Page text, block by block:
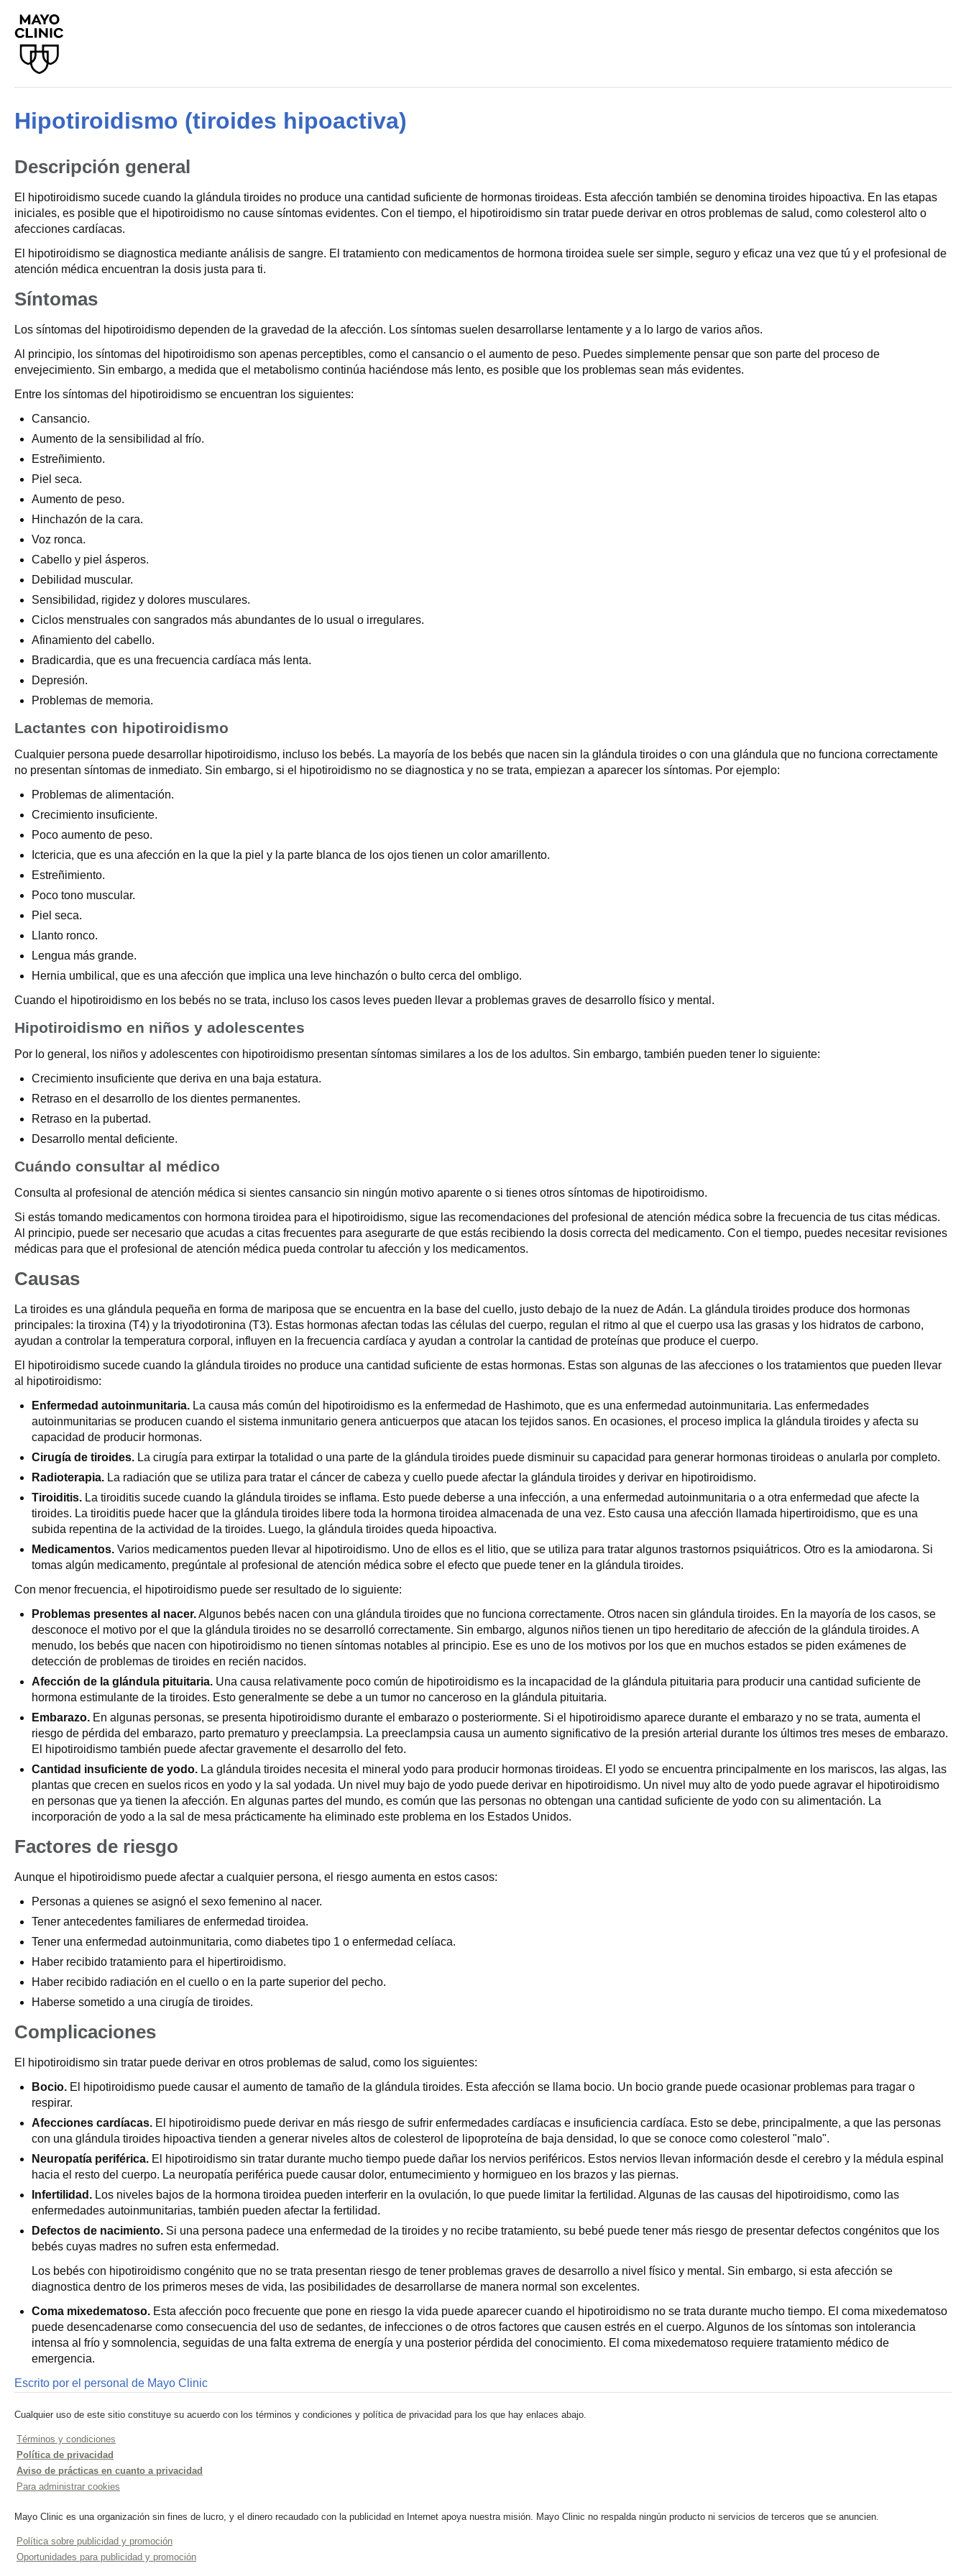
Hipotiroidismo (tiroides hipoactiva)
Descripción general
El hipotiroidismo sucede cuando la glándula tiroides no produce una cantidad suficiente de hormonas tiroideas. Esta afección también se denomina tiroides hipoactiva. En las etapas
iniciales, es posible que el hipotiroidismo no cause síntomas evidentes. Con el tiempo, el hipotiroidismo sin tratar puede derivar en otros problemas de salud, como colesterol alto o
afecciones cardíacas.
El hipotiroidismo se diagnostica mediante análisis de sangre. El tratamiento con medicamentos de hormona tiroidea suele ser simple, seguro y eficaz una vez que tú y el profesional de
atención médica encuentran la dosis justa para ti.
Síntomas
Los síntomas del hipotiroidismo dependen de la gravedad de la afección. Los síntomas suelen desarrollarse lentamente y a lo largo de varios años.
Al principio, los síntomas del hipotiroidismo son apenas perceptibles, como el cansancio o el aumento de peso. Puedes simplemente pensar que son parte del proceso de
envejecimiento. Sin embargo, a medida que el metabolismo continúa haciéndose más lento, es posible que los problemas sean más evidentes.
Entre los síntomas del hipotiroidismo se encuentran los siguientes:
Cansancio.
Aumento de la sensibilidad al frío.
Estreñimiento.
Piel seca.
Aumento de peso.
Hinchazón de la cara.
Voz ronca.
Cabello y piel ásperos.
Debilidad muscular.
Sensibilidad, rigidez y dolores musculares.
Ciclos menstruales con sangrados más abundantes de lo usual o irregulares.
Afinamiento del cabello.
Bradicardia, que es una frecuencia cardíaca más lenta.
Depresión.
Problemas de memoria.
Lactantes con hipotiroidismo
Cualquier persona puede desarrollar hipotiroidismo, incluso los bebés. La mayoría de los bebés que nacen sin la glándula tiroides o con una glándula que no funciona correctamente
no presentan síntomas de inmediato. Sin embargo, si el hipotiroidismo no se diagnostica y no se trata, empiezan a aparecer los síntomas. Por ejemplo:
Problemas de alimentación.
Crecimiento insuficiente.
Poco aumento de peso.
Ictericia, que es una afección en la que la piel y la parte blanca de los ojos tienen un color amarillento.
Estreñimiento.
Poco tono muscular.
Piel seca.
Llanto ronco.
Lengua más grande.
Hernia umbilical, que es una afección que implica una leve hinchazón o bulto cerca del ombligo.
Cuando el hipotiroidismo en los bebés no se trata, incluso los casos leves pueden llevar a problemas graves de desarrollo físico y mental.
Hipotiroidismo en niños y adolescentes
Por lo general, los niños y adolescentes con hipotiroidismo presentan síntomas similares a los de los adultos. Sin embargo, también pueden tener lo siguiente:
Crecimiento insuficiente que deriva en una baja estatura.
Retraso en el desarrollo de los dientes permanentes.
Retraso en la pubertad.
Desarrollo mental deficiente.
Cuándo consultar al médico
Consulta al profesional de atención médica si sientes cansancio sin ningún motivo aparente o si tienes otros síntomas de hipotiroidismo.
Si estás tomando medicamentos con hormona tiroidea para el hipotiroidismo, sigue las recomendaciones del profesional de atención médica sobre la frecuencia de tus citas médicas.
Al principio, puede ser necesario que acudas a citas frecuentes para asegurarte de que estás recibiendo la dosis correcta del medicamento. Con el tiempo, puedes necesitar revisiones
médicas para que el profesional de atención médica pueda controlar tu afección y los medicamentos.
Causas
La tiroides es una glándula pequeña en forma de mariposa que se encuentra en la base del cuello, justo debajo de la nuez de Adán. La glándula tiroides produce dos hormonas
principales: la tiroxina (T4) y la triyodotironina (T3). Estas hormonas afectan todas las células del cuerpo, regulan el ritmo al que el cuerpo usa las grasas y los hidratos de carbono,
ayudan a controlar la temperatura corporal, influyen en la frecuencia cardíaca y ayudan a controlar la cantidad de proteínas que produce el cuerpo.
El hipotiroidismo sucede cuando la glándula tiroides no produce una cantidad suficiente de estas hormonas. Estas son algunas de las afecciones o los tratamientos que pueden llevar
al hipotiroidismo:
Enfermedad autoinmunitaria. La causa más común del hipotiroidismo es la enfermedad de Hashimoto, que es una enfermedad autoinmunitaria. Las enfermedades
autoinmunitarias se producen cuando el sistema inmunitario genera anticuerpos que atacan los tejidos sanos. En ocasiones, el proceso implica la glándula tiroides y afecta su
capacidad de producir hormonas.
Cirugía de tiroides. La cirugía para extirpar la totalidad o una parte de la glándula tiroides puede disminuir su capacidad para generar hormonas tiroideas o anularla por completo.
Radioterapia. La radiación que se utiliza para tratar el cáncer de cabeza y cuello puede afectar la glándula tiroides y derivar en hipotiroidismo.
Tiroiditis. La tiroiditis sucede cuando la glándula tiroides se inflama. Esto puede deberse a una infección, a una enfermedad autoinmunitaria o a otra enfermedad que afecte la
tiroides. La tiroiditis puede hacer que la glándula tiroides libere toda la hormona tiroidea almacenada de una vez. Esto causa una afección llamada hipertiroidismo, que es una
subida repentina de la actividad de la tiroides. Luego, la glándula tiroides queda hipoactiva.
Medicamentos. Varios medicamentos pueden llevar al hipotiroidismo. Uno de ellos es el litio, que se utiliza para tratar algunos trastornos psiquiátricos. Otro es la amiodarona. Si
tomas algún medicamento, pregúntale al profesional de atención médica sobre el efecto que puede tener en la glándula tiroides.
Con menor frecuencia, el hipotiroidismo puede ser resultado de lo siguiente:
Problemas presentes al nacer.Algunos bebés nacen con una glándula tiroides que no funciona correctamente. Otros nacen sin glándula tiroides. En la mayoría de los casos, se
desconoce el motivo por el que la glándula tiroides no se desarrolló correctamente. Sin embargo, algunos niños tienen un tipo hereditario de afección de la glándula tiroides. A
menudo, los bebés que nacen con hipotiroidismo no tienen síntomas notables al principio. Ese es uno de los motivos por los que en muchos estados se piden exámenes de
detección de problemas de tiroides en recién nacidos.
Afección de la glándula pituitaria. Una causa relativamente poco común de hipotiroidismo es la incapacidad de la glándula pituitaria para producir una cantidad suficiente de
hormona estimulante de la tiroides. Esto generalmente se debe a un tumor no canceroso en la glándula pituitaria.
Embarazo. En algunas personas, se presenta hipotiroidismo durante el embarazo o posteriormente. Si el hipotiroidismo aparece durante el embarazo y no se trata, aumenta el
riesgo de pérdida del embarazo, parto prematuro y preeclampsia. La preeclampsia causa un aumento significativo de la presión arterial durante los últimos tres meses de embarazo.
El hipotiroidismo también puede afectar gravemente el desarrollo del feto.
Cantidad insuficiente de yodo. La glándula tiroides necesita el mineral yodo para producir hormonas tiroideas. El yodo se encuentra principalmente en los mariscos, las algas, las
plantas que crecen en suelos ricos en yodo y la sal yodada. Un nivel muy bajo de yodo puede derivar en hipotiroidismo. Un nivel muy alto de yodo puede agravar el hipotiroidismo
en personas que ya tienen la afección. En algunas partes del mundo, es común que las personas no obtengan una cantidad suficiente de yodo con su alimentación. La
incorporación de yodo a la sal de mesa prácticamente ha eliminado este problema en los Estados Unidos.
Factores de riesgo
Aunque el hipotiroidismo puede afectar a cualquier persona, el riesgo aumenta en estos casos:
Personas a quienes se asignó el sexo femenino al nacer.
Tener antecedentes familiares de enfermedad tiroidea.
Tener una enfermedad autoinmunitaria, como diabetes tipo 1 o enfermedad celíaca.
Haber recibido tratamiento para el hipertiroidismo.
Haber recibido radiación en el cuello o en la parte superior del pecho.
Haberse sometido a una cirugía de tiroides.
Complicaciones
El hipotiroidismo sin tratar puede derivar en otros problemas de salud, como los siguientes:
Bocio. El hipotiroidismo puede causar el aumento de tamaño de la glándula tiroides. Esta afección se llama bocio. Un bocio grande puede ocasionar problemas para tragar o
respirar.
Afecciones cardíacas. El hipotiroidismo puede derivar en más riesgo de sufrir enfermedades cardíacas e insuficiencia cardíaca. Esto se debe, principalmente, a que las personas
con una glándula tiroides hipoactiva tienden a generar niveles altos de colesterol de lipoproteína de baja densidad, lo que se conoce como colesterol "malo".
Neuropatía periférica. El hipotiroidismo sin tratar durante mucho tiempo puede dañar los nervios periféricos. Estos nervios llevan información desde el cerebro y la médula espinal
hacia el resto del cuerpo. La neuropatía periférica puede causar dolor, entumecimiento y hormigueo en los brazos y las piernas.
Infertilidad. Los niveles bajos de la hormona tiroidea pueden interferir en la ovulación, lo que puede limitar la fertilidad. Algunas de las causas del hipotiroidismo, como las
enfermedades autoinmunitarias, también pueden afectar la fertilidad.
Defectos de nacimiento. Si una persona padece una enfermedad de la tiroides y no recibe tratamiento, su bebé puede tener más riesgo de presentar defectos congénitos que los
bebés cuyas madres no sufren esta enfermedad.
Los bebés con hipotiroidismo congénito que no se trata presentan riesgo de tener problemas graves de desarrollo a nivel físico y mental. Sin embargo, si esta afección se
diagnostica dentro de los primeros meses de vida, las posibilidades de desarrollarse de manera normal son excelentes.
Coma mixedematoso. Esta afección poco frecuente que pone en riesgo la vida puede aparecer cuando el hipotiroidismo no se trata durante mucho tiempo. El coma mixedematoso
puede desencadenarse como consecuencia del uso de sedantes, de infecciones o de otros factores que causen estrés en el cuerpo. Algunos de los síntomas son intolerancia
intensa al frío y somnolencia, seguidas de una falta extrema de energía y una posterior pérdida del conocimiento. El coma mixedematoso requiere tratamiento médico de
emergencia.
Escrito por el personal de Mayo Clinic
Cualquier uso de este sitio constituye su acuerdo con los términos y condiciones y política de privacidad para los que hay enlaces abajo.
Términos y condiciones
Política de privacidad
Aviso de prácticas en cuanto a privacidad
Para administrar cookies
Mayo Clinic es una organización sin fines de lucro, y el dinero recaudado con la publicidad en Internet apoya nuestra misión. Mayo Clinic no respalda ningún producto ni servicios de terceros que se anuncien.
Política sobre publicidad y promoción
Oportunidades para publicidad y promoción